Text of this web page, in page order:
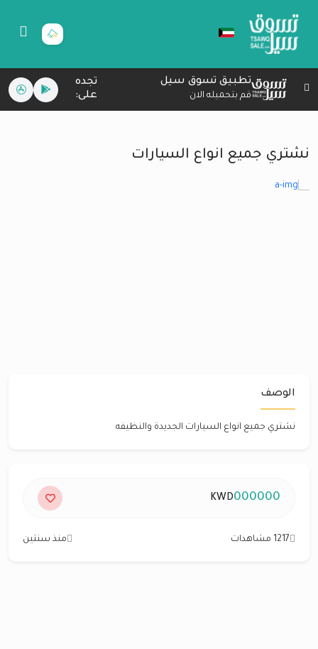
تطبيق تسوق سيل
قم بتحميله الان
تجده
على:
نشتري جميع انواع السيارات
الوصف
نشتري جميع انواع السيارات الجديدة والنظيفه
000000
KWD
1217 مشاهدات منذ سنتين